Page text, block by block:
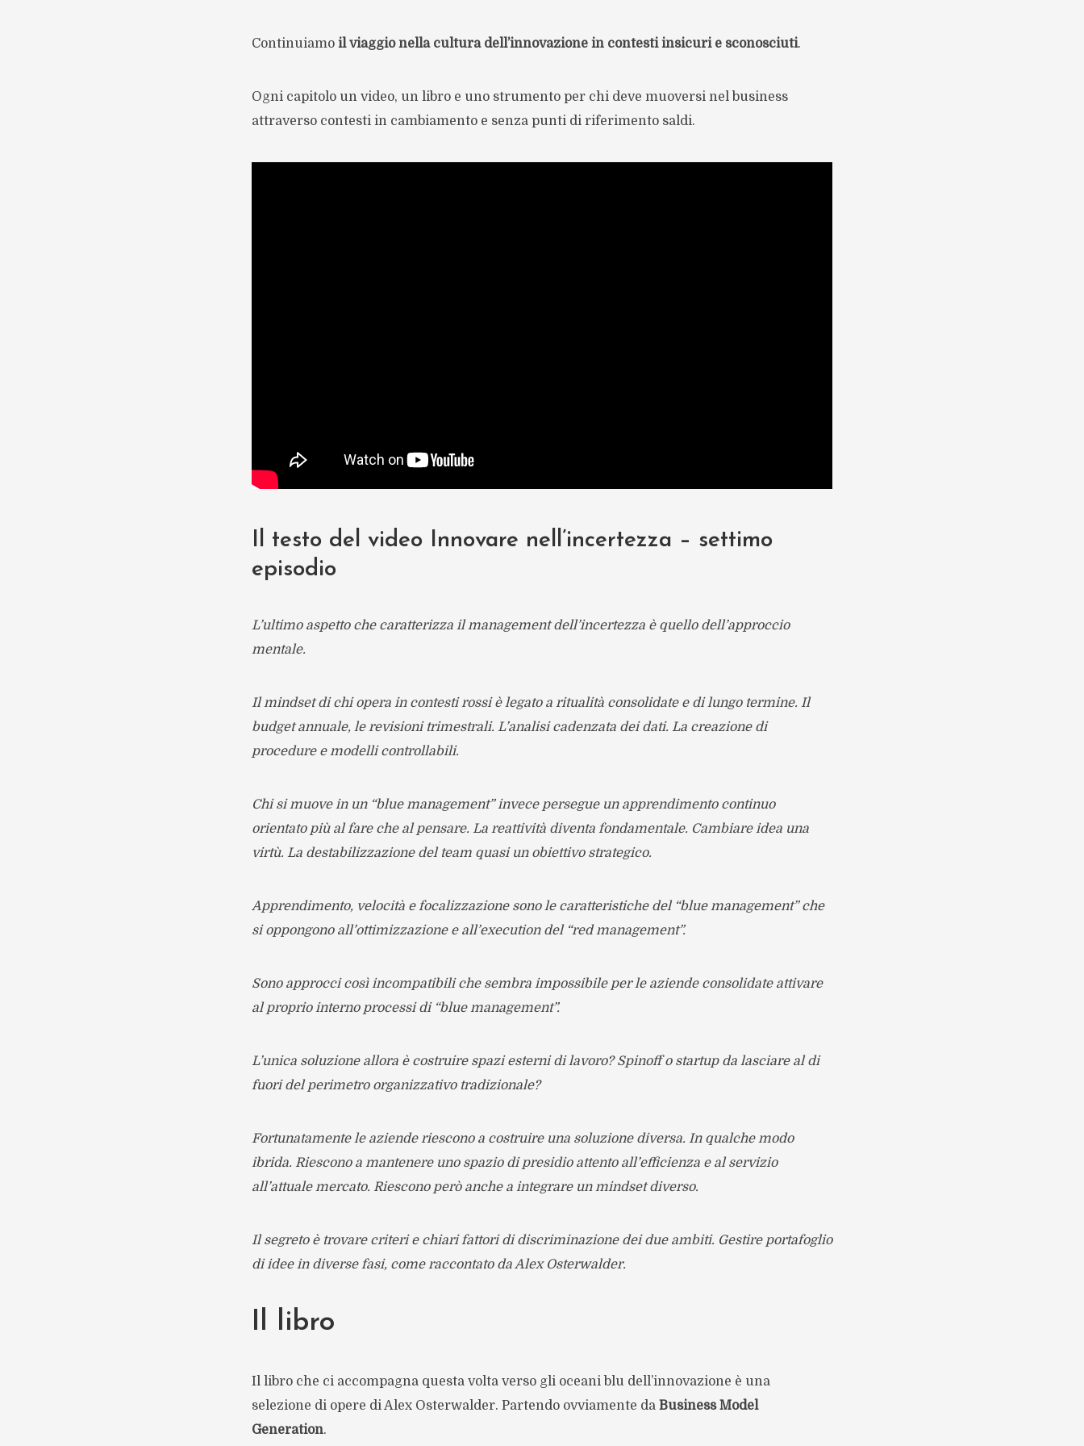
Continuiamo il viaggio nella cultura dell’innovazione in contesti insicuri e sconosciuti.
Ogni capitolo un video, un libro e uno strumento per chi deve muoversi nel business
attraverso contesti in cambiamento e senza punti di riferimento saldi.
Il testo del video Innovare nell’incertezza – settimo
episodio
L’ultimo aspetto che caratterizza il management dell’incertezza è quello dell’approccio
mentale.
Il mindset di chi opera in contesti rossi è legato a ritualità consolidate e di lungo termine. Il
budget annuale, le revisioni trimestrali. L’analisi cadenzata dei dati. La creazione di
procedure e modelli controllabili.
Chi si muove in un “blue management” invece persegue un apprendimento continuo
orientato più al fare che al pensare. La reattività diventa fondamentale. Cambiare idea una
virtù. La destabilizzazione del team quasi un obiettivo strategico.
Apprendimento, velocità e focalizzazione sono le caratteristiche del “blue management” che
si oppongono all’ottimizzazione e all’execution del “red management”.
Sono approcci così incompatibili che sembra impossibile per le aziende consolidate attivare
al proprio interno processi di “blue management”.
L’unica soluzione allora è costruire spazi esterni di lavoro? Spinoff o startup da lasciare al di
fuori del perimetro organizzativo tradizionale?
Fortunatamente le aziende riescono a costruire una soluzione diversa. In qualche modo
ibrida. Riescono a mantenere uno spazio di presidio attento all’efficienza e al servizio
all’attuale mercato. Riescono però anche a integrare un mindset diverso.
Il segreto è trovare criteri e chiari fattori di discriminazione dei due ambiti. Gestire portafoglio
di idee in diverse fasi, come raccontato da Alex Osterwalder.
Il libro
Il libro che ci accompagna questa volta verso gli oceani blu dell’innovazione è una
selezione di opere di Alex Osterwalder. Partendo ovviamente da Business Model
Generation.